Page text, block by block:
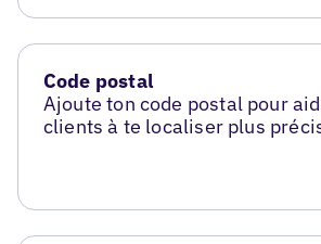
Code postal
Ajoute ton code postal pour
clients à te localiser plus